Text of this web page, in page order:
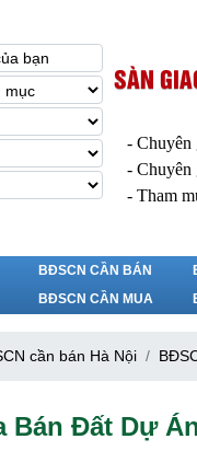
SÀN
- Chuyên
- Chuyên
- Tham
BĐSCN CẦN BÁN
BĐSCN CẦN MUA
cần bán Hà Nội
Bán Đất Dự